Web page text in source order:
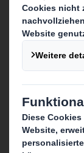
Services